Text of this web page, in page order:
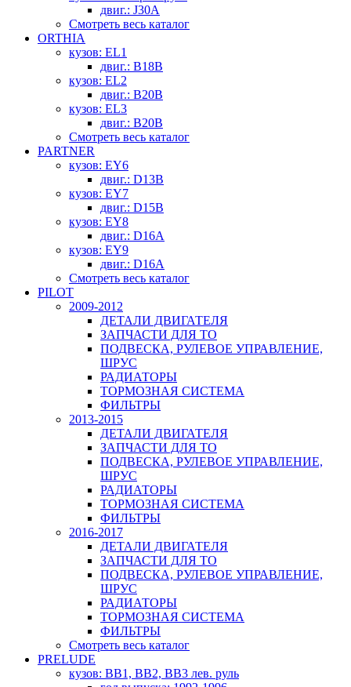
двиг.: J30A
Смотреть весь каталог
ORTHIA
кузов: EL1
двиг.: B18B
кузов: EL2
двиг.: B20B
кузов: EL3
двиг.: B20B
Смотреть весь каталог
PARTNER
кузов: EY6
двиг.: D13B
кузов: EY7
двиг.: D15B
кузов: EY8
двиг.: D16A
кузов: EY9
двиг.: D16A
Смотреть весь каталог
PILOT
2009-2012
ДЕТАЛИ ДВИГАТЕЛЯ
ЗАПЧАСТИ ДЛЯ ТО
ПОДВЕСКА, РУЛЕВОЕ УПРАВЛЕНИЕ,
ШРУС
РАДИАТОРЫ
ТОРМОЗНАЯ СИСТЕМА
ФИЛЬТРЫ
2013-2015
ДЕТАЛИ ДВИГАТЕЛЯ
ЗАПЧАСТИ ДЛЯ ТО
ПОДВЕСКА, РУЛЕВОЕ УПРАВЛЕНИЕ,
ШРУС
РАДИАТОРЫ
ТОРМОЗНАЯ СИСТЕМА
ФИЛЬТРЫ
2016-2017
ДЕТАЛИ ДВИГАТЕЛЯ
ЗАПЧАСТИ ДЛЯ ТО
ПОДВЕСКА, РУЛЕВОЕ УПРАВЛЕНИЕ,
ШРУС
РАДИАТОРЫ
ТОРМОЗНАЯ СИСТЕМА
ФИЛЬТРЫ
Смотреть весь каталог
PRELUDE
кузов: BB1, BB2, BB3 лев. руль